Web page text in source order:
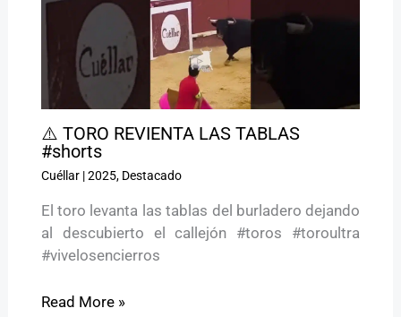
⚠️ TORO REVIENTA LAS TABLAS
#shorts
Cuéllar|2025, Destacado
El toro levanta las tablas del burladero dejando
al descubierto el callejón #toros #toroultra
#vivelosencierros
Read More »